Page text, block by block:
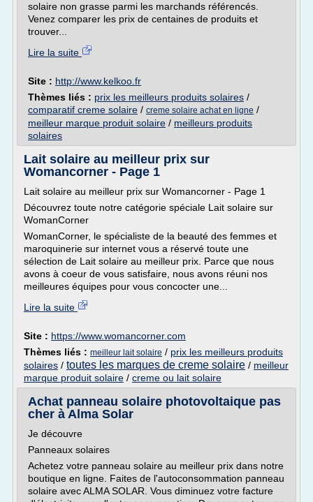
solaire non grasse parmi les marchands référencés.
Venez comparer les prix de centaines de produits et
trouver...
Lire la suite
Site : http://www.kelkoo.fr
Thèmes liés : prix les meilleurs produits solaires /
comparatif creme solaire / creme solaire achat en ligne /
meilleur marque produit solaire / meilleurs produits
solaires
Lait solaire au meilleur prix sur
Womancorner - Page 1
Lait solaire au meilleur prix sur Womancorner - Page 1
Découvrez toute notre catégorie spéciale Lait solaire sur
WomanCorner
WomanCorner, le spécialiste de la beauté des femmes et
maroquinerie sur internet vous a réservé toute une
sélection de Lait solaire au meilleur prix. Parce que nous
avons à coeur de vous satisfaire, nous avons réuni nos
meilleures équipes pour vous concocter une...
Lire la suite
Site : https://www.womancorner.com
Thèmes liés : meilleur lait solaire / prix les meilleurs produits
solaires / toutes les marques de creme solaire / meilleur
marque produit solaire / creme ou lait solaire
Achat panneau solaire photovoltaique pas
cher à Alma Solar
Je découvre
Panneaux solaires
Achetez votre panneau solaire au meilleur prix dans notre
boutique en ligne. Faites de l'autoconsommation panneau
solaire avec ALMA SOLAR. Vous diminuez votre facture